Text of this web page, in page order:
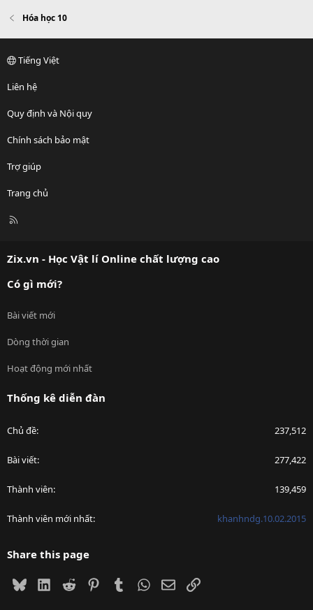
Hóa học 10
Tiếng Việt
Liên hệ
Quy định và Nội quy
Chính sách bảo mật
Trợ giúp
Trang chủ
R
Zix.vn - Học Vật lí Online chất lượng cao
Có gì mới?
Bài viết mới
Dòng thời gian
Hoạt động mới nhất
Thống kê diễn đàn
Chủ đề 237,512
Bài viết 277,422
Thành viên 139,459
Thành viên mới nhất khanhndg.10.02.2015
Share this page
BlueskyLinkedIn
Reddit PinterestTumblrWhatsApp
EmailLink